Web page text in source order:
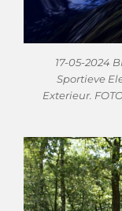
17-05-2024
Sportieve
Exterieur.